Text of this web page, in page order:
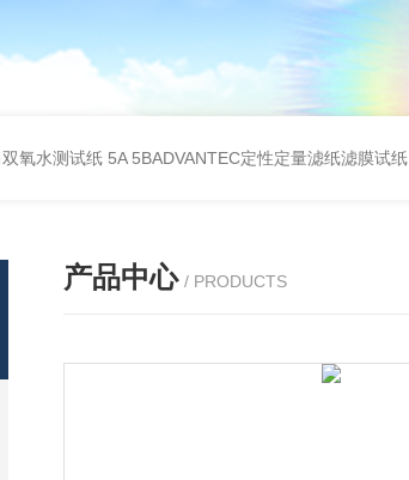
氧水测试纸 5A 5BADVANTEC定性定量滤纸滤膜试纸
产品中心 / PRODUCTS